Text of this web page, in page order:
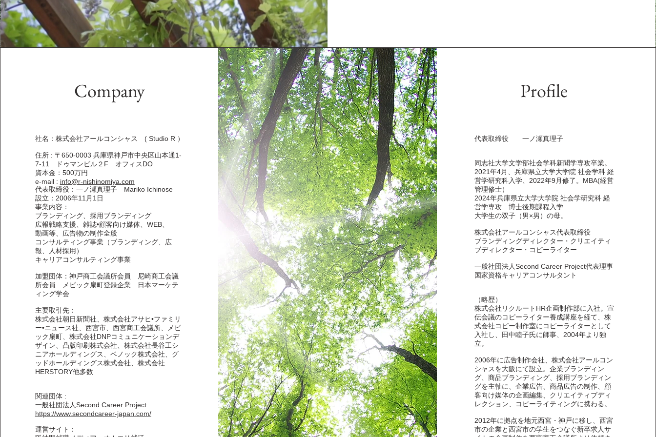
Company
社名：株式会社アールコンシャス ( Studio R ）
住所 : 〒650-0003 兵庫県神戸市中央区山本通1-
7-11 ドゥマンビル２F オフィスDO​
資本金：500万円​
e-mail : info@r-nishinomiya.com
代表取締役：一ノ瀬真理子 Mariko Ichinose​
設立：2006年11月1日 ​
事業内容：
ブランディング、採用ブランディング
広報戦略支援、雑誌•顧客向け媒体、WEB、
動画等、広告物の制作全般
コンサルティング事業（ブランディング、広
報、人材採用）
キャリアコンサルティング事業
加盟団体：神戸商工会議所会員 尼崎商工会議
所会員 メビック扇町登録企業 日本マーケテ
ィング学会
主要取引先：
株式会社朝日新聞社、株式会社アサヒ•ファミリ
ー•ニュース社、西宮市、西宮商工会議所、メビ
ック扇町、株式会社DNPコミュニケーションデ
ザイン、凸版印刷株式会社、株式会社長谷工シ
ニアホールディングス、ベノック株式会社、グ
ッドホールディングス株式会社、株式会社
HERSTORY他多数
関連団体 :
一般社団法人Second Career Project
https://www.secondcareer-japan.com/
運営サイト：
Profile
代表取締役 一ノ瀬真理子
同志社大学文学部社会学科新聞学専攻卒業。
2021年4月、兵庫県立大学大学院 社会学科 経
営学研究科入学、2022年9月修了。MBA(経営
管理修士）
2024年兵庫県立大学大学院 社会学研究科 経
営学専攻 博士後期課程入学
​大学生の双子（男×男）の母。
株式会社アールコンシャス代表取締役
ブランディングディレクター・クリエイティ
ブディレクター・コピーライター
一般社団法人Second Career Project代表理事​
国家資格キャリアコンサルタント
（略歴）
株式会社リクルートHR企画制作部に入社。宣
伝会議のコピーライター養成講座を経て、株
式会社コピー制作室にコピーライターとして
入社し、田中睦子氏に師事、2004年より独
立。
2006年に広告制作会社、株式会社アールコン
シャスを大阪にて設立。企業ブランディン
グ、商品ブランディング、採用ブランディン
グを主軸に、企業広告、商品広告の制作、顧
客向け媒体の企画編集、クリエイティブディ
レクション、コピーライティングに携わる。
2012年に拠点を地元西宮・神戸に移し、西宮
市の企業と西宮市の学生をつなぐ新卒求人サ